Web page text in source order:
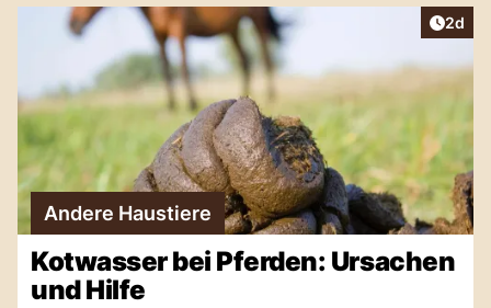
2d
Andere Haustiere
Kotwasser bei Pferden: Ursachen
und Hilfe